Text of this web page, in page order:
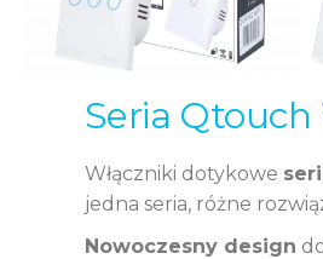
Seria
Włączniki dotykowe
jedna seria, różne
Nowoczesny design